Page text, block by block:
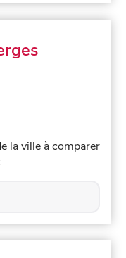
la ville à comparer